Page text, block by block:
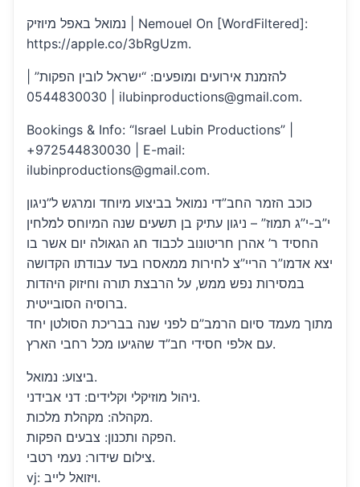
נמואל באפל מיוזיק | Nemouel On [WordFiltered]:
https://apple.co/3bRgUzm.
להזמנת אירועים ומופעים: “ישראל לובין הפקות” |
0544830030 | ilubinproductions@gmail.com.
Bookings & Info: “Israel Lubin Productions” |
+972544830030 | E-mail:
ilubinproductions@gmail.com.
כוכב הזמר החב”די נמואל בביצוע מיוחד ומרגש ל”ניגון
י”ב-י”ג תמוז” – ניגון עתיק בן תשעים שנה המיוחס למלחין
החסיד ר’ אהרן חריטונוב לכבוד חג הגאולה יום אשר בו
יצא אדמו”ר הריי”צ לחירות ממאסרו בעד עבודתו הקדושה
במסירות נפש ממש, על הרבצת תורה וחיזוק היהדות
ברוסיה הסובייטית.
מתוך מעמד סיום הרמב”ם לפני שנה בבריכת הסולטן יחד
עם אלפי חסידי חב”ד שהגיעו מכל רחבי הארץ.
ביצוע: נמואל.
ניהול מוזיקלי וקלידים: דני אבידני.
מקהלה: מקהלת מלכות.
הפקה ותכנון: צבעים הפקות.
צילום שידור: נעמי רטבי.
vj: ויזואל לייב.